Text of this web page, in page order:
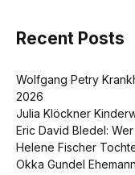
Recent Posts
Wolfgang Petry
2026
Julia Klöckner
Eric David Bledel:
Helene Fischer
Okka Gundel